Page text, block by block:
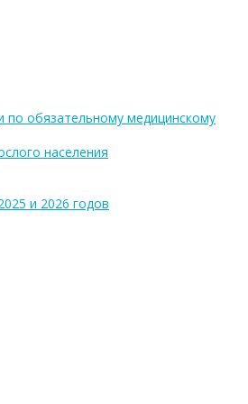
по обязательному медицинскому
населения
и 2026 годов